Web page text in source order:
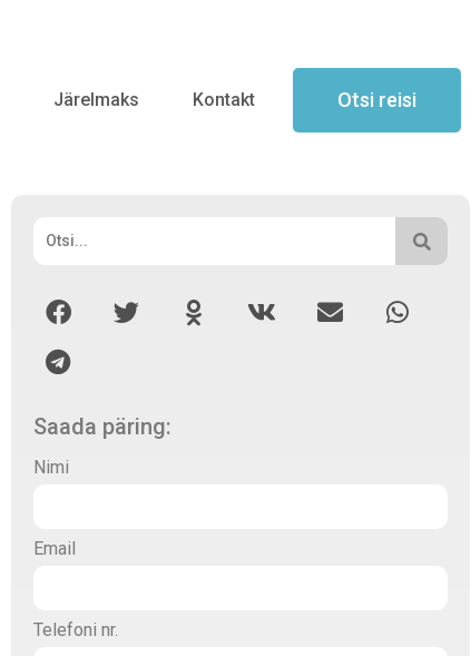
Järelmaks Kontakt Otsi reisi
Saada päring:
Nimi
Email
Telefoni nr.